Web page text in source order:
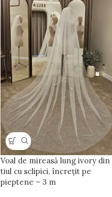
Voal de mireasă lung ivory din
tiul cu sclipici, încrețit pe
pieptene – 3 m